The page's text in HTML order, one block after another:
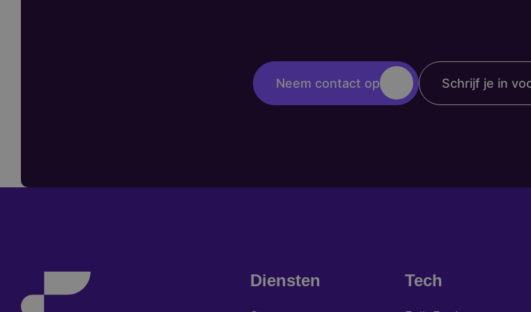
Neem contact op Schrijf je in
Footer
Diensten Tech